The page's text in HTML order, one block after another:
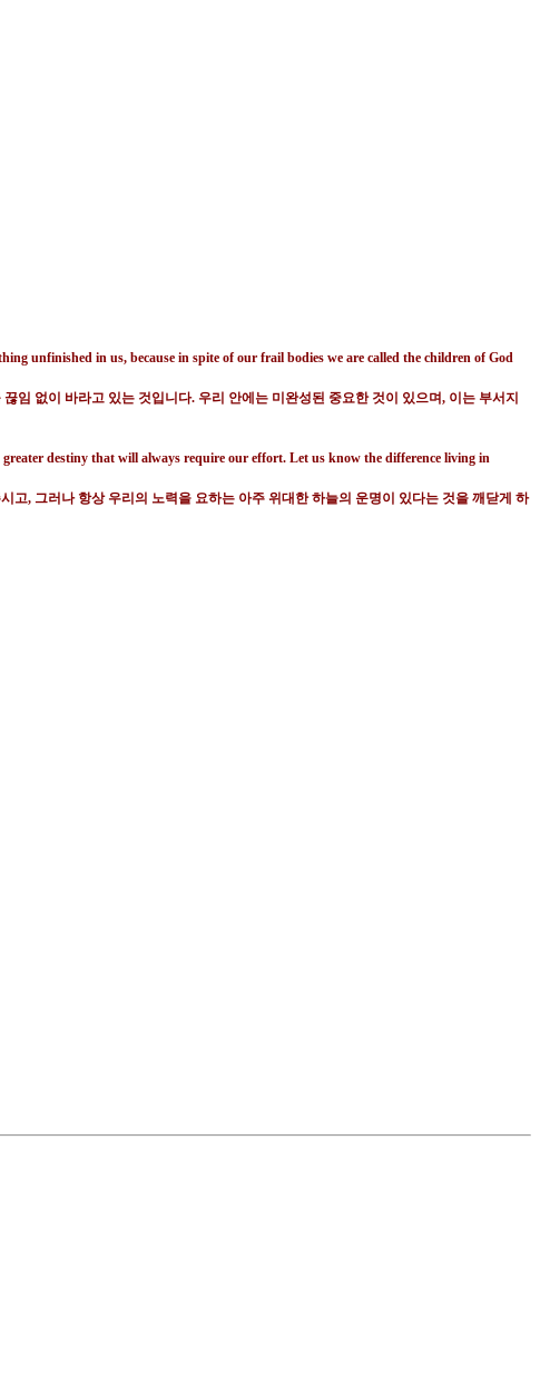
unfinished in us, because in spite of our frail bodies we are called the children of God
임 없이 바라고 있는 것입니다. 우리 안에는 미완성된 중요한 것이 있으며, 이는 부서지
destiny that will always require our effort. Let us know the difference living in
고, 그러나 항상 우리의 노력을 요하는 아주 위대한 하늘의 운명이 있다는 것을 깨닫게 하